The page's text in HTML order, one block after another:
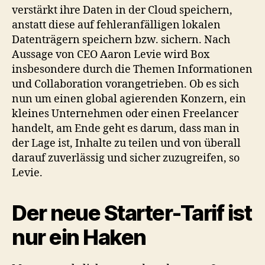
verstärkt ihre Daten in der Cloud speichern,
anstatt diese auf fehleranfälligen lokalen
Datenträgern speichern bzw. sichern. Nach
Aussage von CEO Aaron Levie wird Box
insbesondere durch die Themen Informationen
und Collaboration vorangetrieben. Ob es sich
nun um einen global agierenden Konzern, ein
kleines Unternehmen oder einen Freelancer
handelt, am Ende geht es darum, dass man in
der Lage ist, Inhalte zu teilen und von überall
darauf zuverlässig und sicher zuzugreifen, so
Levie.
Der neue Starter-Tarif ist
nur ein Haken